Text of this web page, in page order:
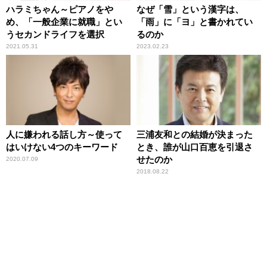
ハラミちゃん～ピアノをや
め、「一般企業に就職」とい
うセカンドライフを選択
2021.05.31
なぜ「雪」という漢字は、
「雨」に「ヨ」と書かれてい
るのか
2023.02.23
人に嫌われる話し方～使って
はいけない4つのキーワード
2020.07.09
三浦友和との結婚が決まった
とき、誰が山口百恵を引退さ
せたのか
2018.08.22